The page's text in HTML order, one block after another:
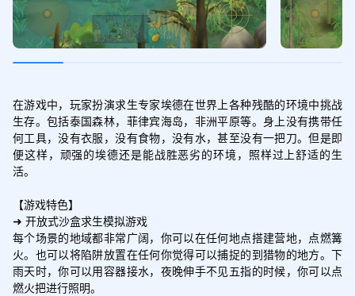
在游戏中，玩家扮演求生专家埃德在世界上各种残酷的环境中挑战
生存。包括泰国森林，菲律宾海岛，非洲平原等。身上没有携带任
何工具，没有衣服，没有食物，没有水，甚至没有一把刀。但是即
便这样，顽强的埃德还是能战胜恶劣的环境，照样过上舒适的生
活。
【游戏特色】
➜ 开放式沙盒求生模拟游戏
每个场景的地域都非常广阔，你可以在任何地点搭建营地，点燃篝
火。也可以将陷阱放置在任何你觉得可以捕捉的到猎物的地方。下
雨天时，你可以用容器接水，夜晚伸手不见五指的时候，你可以点
燃火把进行照明。